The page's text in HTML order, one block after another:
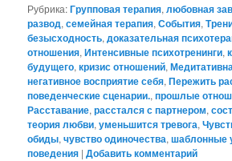
Рубрика:Групповая терапия,любовная
развод,семейная терапия,События,
безысходность,доказательная
отношения,Интенсивные психотренинги,
будущего,кризис отношений,
негативное восприятие себя,Пережить
поведенческие сценарии.,прошлые
Расставание,расстался с партнером,
теория любви,уменьшится тревога,
обиды,чувство одиночества,шаблонные
поведения |Добавить комментарий